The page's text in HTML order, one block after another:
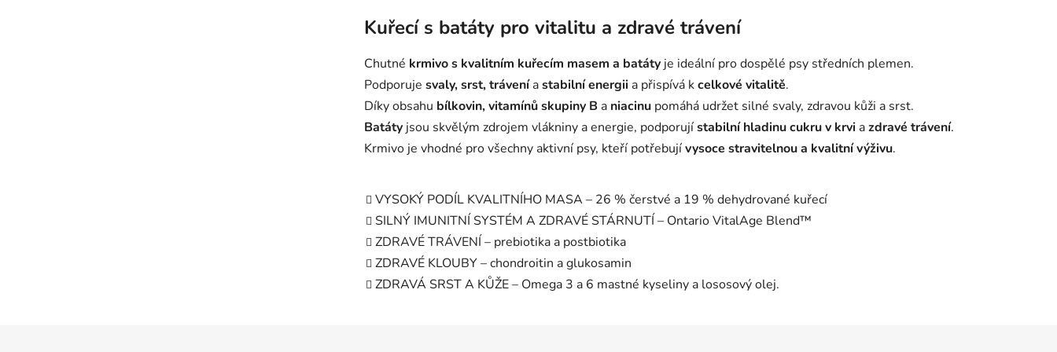
Kuřecí s batáty pro vitalitu a zdravé trávení
Chutné krmivo s kvalitním kuřecím masem a batáty je ideální pro dospělé psy středních plemen.
Podporuje svaly, srst, tráveníastabilní energii a přispívá kcelkové vitalitě.
Díky obsahu bílkovin, vitamínů skupiny B a niacinu pomáhá udržet silné svaly, zdravou kůži a srst.
Batáty jsou skvělým zdrojem vlákniny a energie, podporujístabilní hladinu cukru v krvi azdravé trávení.
Krmivo je vhodné pro všechny aktivní psy, kteří potřebujívysoce stravitelnou a kvalitní výživu.
VYSOKÝ PODÍL KVALITNÍHO MASA – 26 % čerstvé a 19 % dehydrované kuřecí
SILNÝ IMUNITNÍ SYSTÉM A ZDRAVÉ STÁRNUTÍ – Ontario VitalAge Blend™
ZDRAVÉ TRÁVENÍ – prebiotika a postbiotika
ZDRAVÉ KLOUBY – chondroitin a glukosamin
ZDRAVÁ SRST A KŮŽE – Omega 3 a 6 mastné kyseliny a lososový olej.